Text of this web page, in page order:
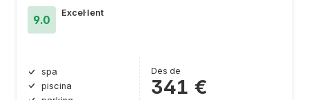
9.0
Excel·lent
spa
piscina
Des de
341 €